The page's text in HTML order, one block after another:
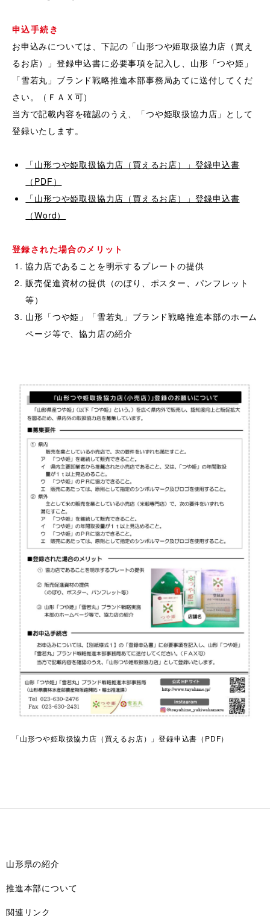
申込手続き
お申込みについては、下記の「山形つや姫取扱協力店（買え
るお店）」登録申込書に必要事項を記入し、山形「つや姫」
「雪若丸」ブランド戦略推進本部事務局あてに送付してくだ
さい。（ＦＡＸ可）
当方で記載内容を確認のうえ、「つや姫取扱協力店」として
登録いたします。
「山形つや姫取扱協力店（買えるお店）」登録申込書
（PDF）
「山形つや姫取扱協力店（買えるお店）」登録申込書
（Word）
登録された場合のメリット
協力店であることを明示するプレートの提供
販売促進資材の提供（のぼり、ポスター、パンフレット
等）
山形「つや姫」「雪若丸」ブランド戦略推進本部のホーム
ページ等で、協力店の紹介
「山形つや姫取扱協力店（買えるお店）」登録申込書（PDF）
山形県の紹介
推進本部について
関連リンク